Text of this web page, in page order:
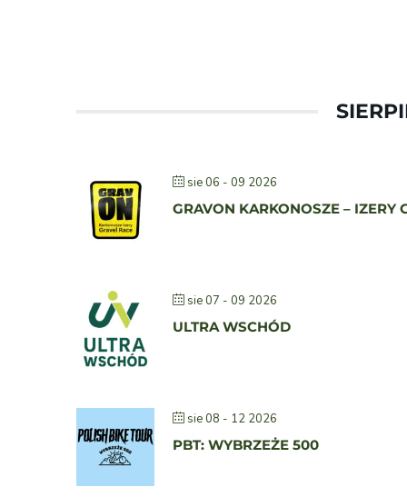
sie 06 - 09 2026
GRAVON KARKONOSZE – IZERY
sie 07 - 09 2026
ULTRA WSCHÓD
sie 08 - 12 2026
PBT: WYBRZEŻE 500